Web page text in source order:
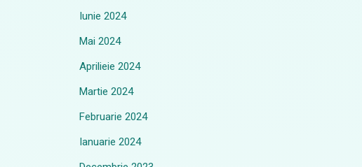
Iunie 2024
Mai 2024
Aprilieie 2024
Martie 2024
Februarie 2024
Ianuarie 2024